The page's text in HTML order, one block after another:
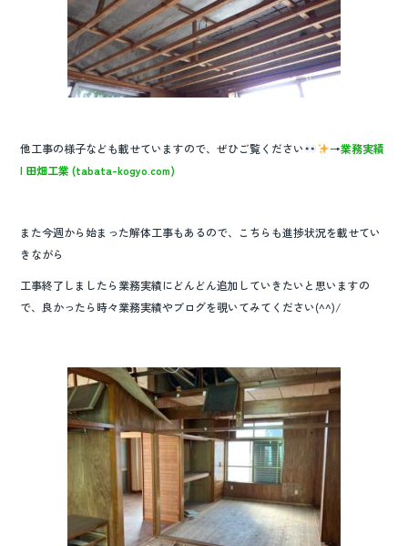
他工事の様子なども載せていますので、ぜひご覧ください →業務実績
| 田畑工業 (tabata-kogyo.com)
また今週から始まった解体工事もあるので、こちらも進捗状況を載せてい
きながら
工事終了しましたら業務実績にどんどん追加していきたいと思いますの
で、良かったら時々業務実績やブログを覗いてみてください(^^)/